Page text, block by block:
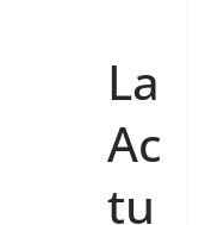
La
Ac
tu